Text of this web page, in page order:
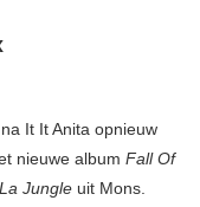
It It Anita opnieuw
nieuwe album Fall Of
La Jungle uit Mons.